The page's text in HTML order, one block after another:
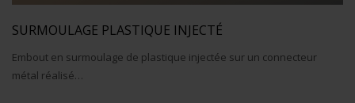
SURMOULAGE PLASTIQUE INJECTÉ
Embout en surmoulage de plastique injectée sur un connecteur
métal réalisé…